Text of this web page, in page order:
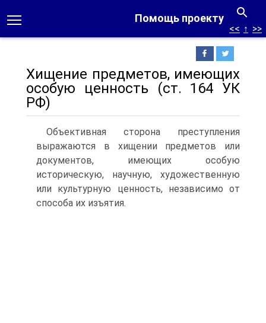
Помощь проекту
<< ↑ >>
Хищение предметов, имеющих
особую ценность (ст. 164 УК
РФ)
Объективная сторона преступления
выражаются в хищении предметов или
документов, имеющих особую
историческую, научную, художественную
или культурную ценность, независимо от
способа их изъятия.